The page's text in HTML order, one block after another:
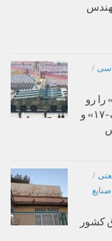
/
رو
کرد/ وحشت در پنتاگون؛ استقرار انبوه «دی‌اف‑۱۷» و
/
کشور